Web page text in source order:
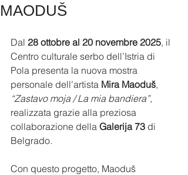
MAODUŠ
Dal 28 ottobre al 20 novembre 2025, il
Centro culturale serbo dell’Istria di
Pola presenta la nuova mostra
personale dell’artista Mira Maoduš,
“Zastavo moja / La mia bandiera”,
realizzata grazie alla preziosa
collaborazione della Galerija 73 di
Belgrado.
Con questo progetto, Maoduš